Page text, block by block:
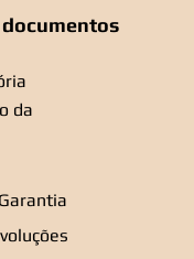
documentos
da